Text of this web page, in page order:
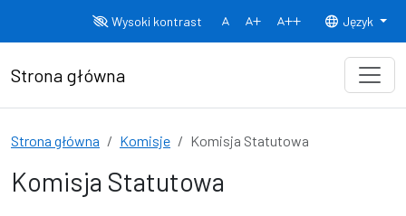
Wysoki kontrast
Normalny rozmiar czcionki
Rozmiar czcionki 150% Rozmiar
Język
Strona główna
Strona główna Komisje Komisja Statutowa
Komisja Statutowa